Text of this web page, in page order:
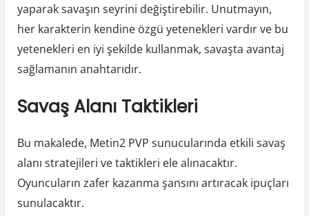
yaparak savaşın seyrini değiştirebilir. Unutmayın,
her karakterin kendine özgü yetenekleri vardır ve bu
yetenekleri en iyi şekilde kullanmak, savaşta avantaj
sağlamanın anahtarıdır.
Savaş Alanı Taktikleri
Bu makalede, Metin2 PVP sunucularında etkili savaş
alanı stratejileri ve taktikleri ele alınacaktır.
Oyuncuların zafer kazanma şansını artıracak ipuçları
sunulacaktır.